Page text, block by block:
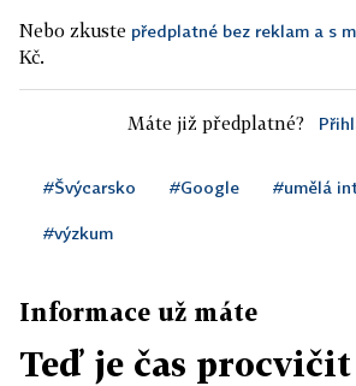
Nebo zkuste předplatné bez reklam a s
Kč.
Máte již předplatné?
#Švýcarsko #Google #umělá
#výzkum
Informace už máte
Teď je čas